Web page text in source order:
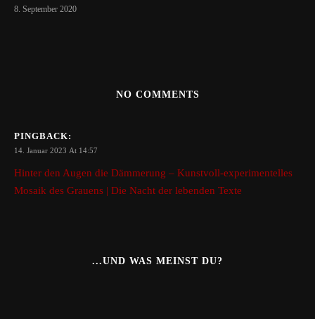
8. September 2020
NO COMMENTS
PINGBACK:
14. Januar 2023 At 14:57
Hinter den Augen die Dämmerung – Kunstvoll-experimentelles
Mosaik des Grauens | Die Nacht der lebenden Texte
...UND WAS MEINST DU?